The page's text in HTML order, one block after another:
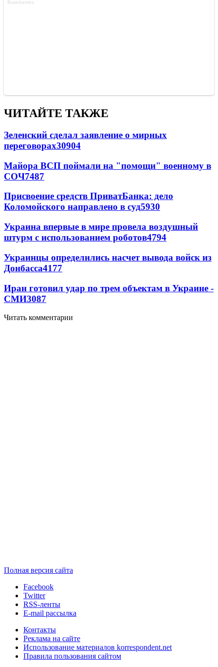
ЧИТАЙТЕ ТАКЖЕ
Зеленский сделал заявление о мирных
переговорах30904
Майора ВСП поймали на "помощи" военному в
СОЧ7487
Присвоение средств ПриватБанка: дело
Коломойского направлено в суд5930
Украина впервые в мире провела воздушный
штурм с использованием роботов4794
Украинцы определились насчет вывода войск из
Донбасса4177
Иран готовил удар по трем объектам в Украине -
СМИ3087
Читать комментарии
Полная версия сайта
Facebook
Twitter
RSS-ленты
E-mail рассылка
Контакты
Реклама на сайте
Использование материалов korrespondent.net
Правила пользования сайтом